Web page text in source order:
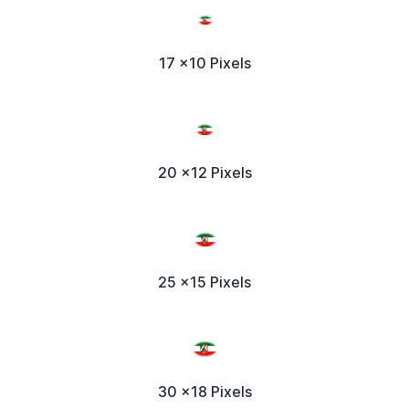
17 x10 Pixels
20 x12 Pixels
25 x15 Pixels
30 x18 Pixels